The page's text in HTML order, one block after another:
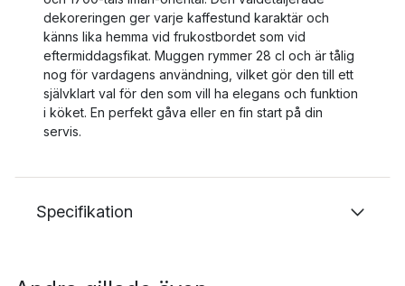
dekoreringen ger varje kaffestund karaktär och
känns lika hemma vid frukostbordet som vid
eftermiddagsfikat. Muggen rymmer 28 cl och är tålig
nog för vardagens användning, vilket gör den till ett
självklart val för den som vill ha elegans och funktion
i köket. En perfekt gåva eller en fin start på din
servis.
Specifikation